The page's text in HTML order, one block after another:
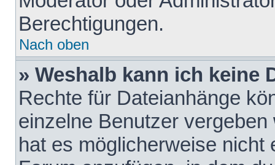
Berechtigungen.
Nach oben
» Weshalb kann ich keine
Rechte für Dateianhänge
einzelne Benutzer
hat es möglicherweise nicht